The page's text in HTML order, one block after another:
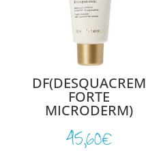
DF(DESQUACREM
FORTE
MICRODERM)
45,60€